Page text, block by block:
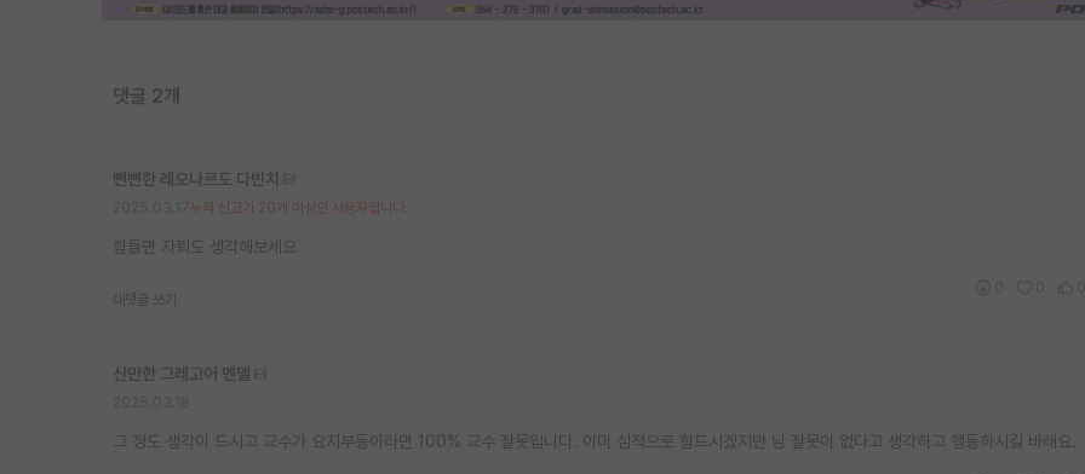
댓글 2개
뻔뻔한 레오나르도 다빈치
누적 신고가 20개 이상인 사용자입니다.
힘들면 자퇴도 생각해보세요
대댓글 쓰기
산만한 그레고어 멘델
그 정도 생각이 드시고 교수가 요지부동이라면 100% 교수 잘못입니다. 이미 심적으로 힘드시겠지만 님 잘못이 없다고 생각하고 행동하시길 바래요.